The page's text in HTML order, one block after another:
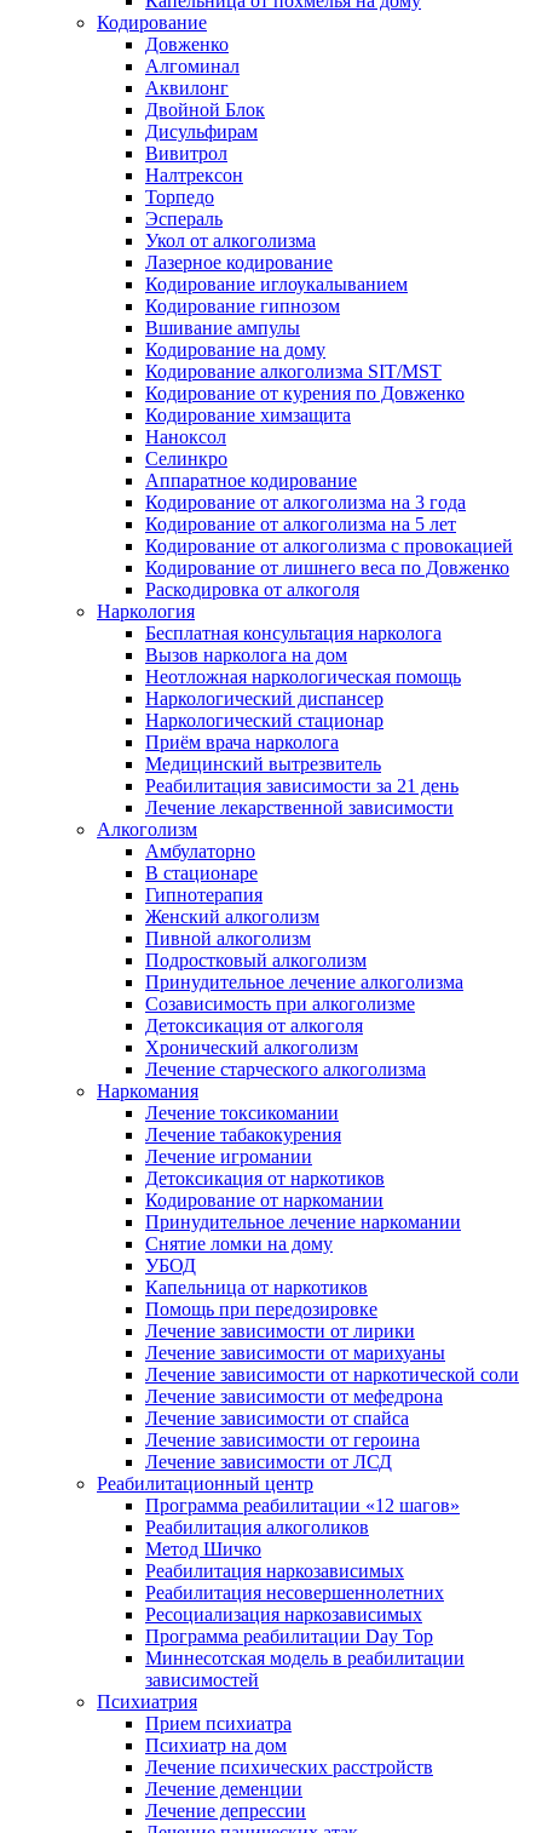
Кодирование
Довженко
Алгоминал
Аквилонг
Двойной Блок
Дисульфирам
Вивитрол
Налтрексон
Торпедо
Эспераль
Укол от алкоголизма
Лазерное кодирование
Кодирование иглоукалыванием
Кодирование гипнозом
Вшивание ампулы
Кодирование на дому
Кодирование алкоголизма SIT/MST
Кодирование от курения по Довженко
Кодирование химзащита
Наноксол
Селинкро
Аппаратное кодирование
Кодирование от алкоголизма на 3 года
Кодирование от алкоголизма на 5 лет
Кодирование от алкоголизма с провокацией
Кодирование от лишнего веса по Довженко
Раскодировка от алкоголя
Наркология
Бесплатная консультация нарколога
Вызов нарколога на дом
Неотложная наркологическая помощь
Наркологический диспансер
Наркологический стационар
Приём врача нарколога
Медицинский вытрезвитель
Реабилитация зависимости за 21 день
Лечение лекарственной зависимости
Алкоголизм
Амбулаторно
В стационаре
Гипнотерапия
Женский алкоголизм
Пивной алкоголизм
Подростковый алкоголизм
Принудительное лечение алкоголизма
Созависимость при алкоголизме
Детоксикация от алкоголя
Хронический алкоголизм
Лечение старческого алкоголизма
Наркомания
Лечение токсикомании
Лечение табакокурения
Лечение игромании
Детоксикация от наркотиков
Кодирование от наркомании
Принудительное лечение наркомании
Снятие ломки на дому
УБОД
Капельница от наркотиков
Помощь при передозировке
Лечение зависимости от лирики
Лечение зависимости от марихуаны
Лечение зависимости от наркотической соли
Лечение зависимости от мефедрона
Лечение зависимости от спайса
Лечение зависимости от героина
Лечение зависимости от ЛСД
Реабилитационный центр
Программа реабилитации «12 шагов»
Реабилитация алкоголиков
Метод Шичко
Реабилитация наркозависимых
Реабилитация несовершеннолетних
Ресоциализация наркозависимых
Программа реабилитации Day Top
Миннесотская модель в реабилитации
зависимостей
Психиатрия
Прием психиатра
Психиатр на дом
Лечение психических расстройств
Лечение деменции
Лечение депрессии